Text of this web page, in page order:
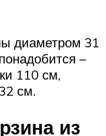
диаметром 31
–
110 см,
см.
из